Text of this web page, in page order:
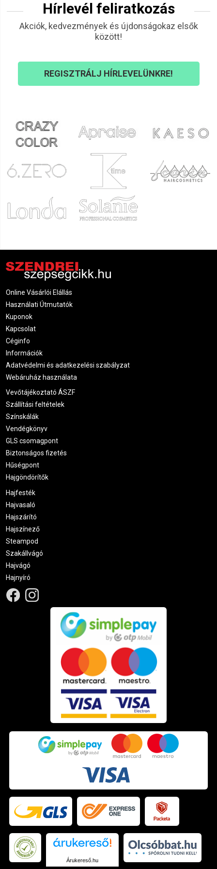
Hírlevél feliratkozás
Akciók, kedvezmények és újdonságokaz elsők
között!
REGISZTRÁLJ HÍRLEVELÜNKRE!
Online Vásárlói Elállás
Használati Útmutatók
Kuponok
Kapcsolat
Céginfo
Információk
Adatvédelmi és adatkezelési szabályzat
Webáruház használata
Vevőtájékoztató ÁSZF
Szállítási feltételek
Színskálák
Vendégkönyv
GLS csomagpont
Biztonságos fizetés
Hűségpont
Hajgöndörítők
Hajfesték
Hajvasaló
Hajszárító
Hajszínező
Steampod
Szakállvágó
Hajvágó
Hajnyíró
Árukereső.hu